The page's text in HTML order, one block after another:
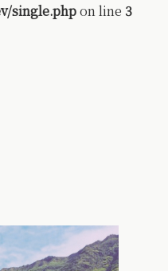
single.phpon line 3